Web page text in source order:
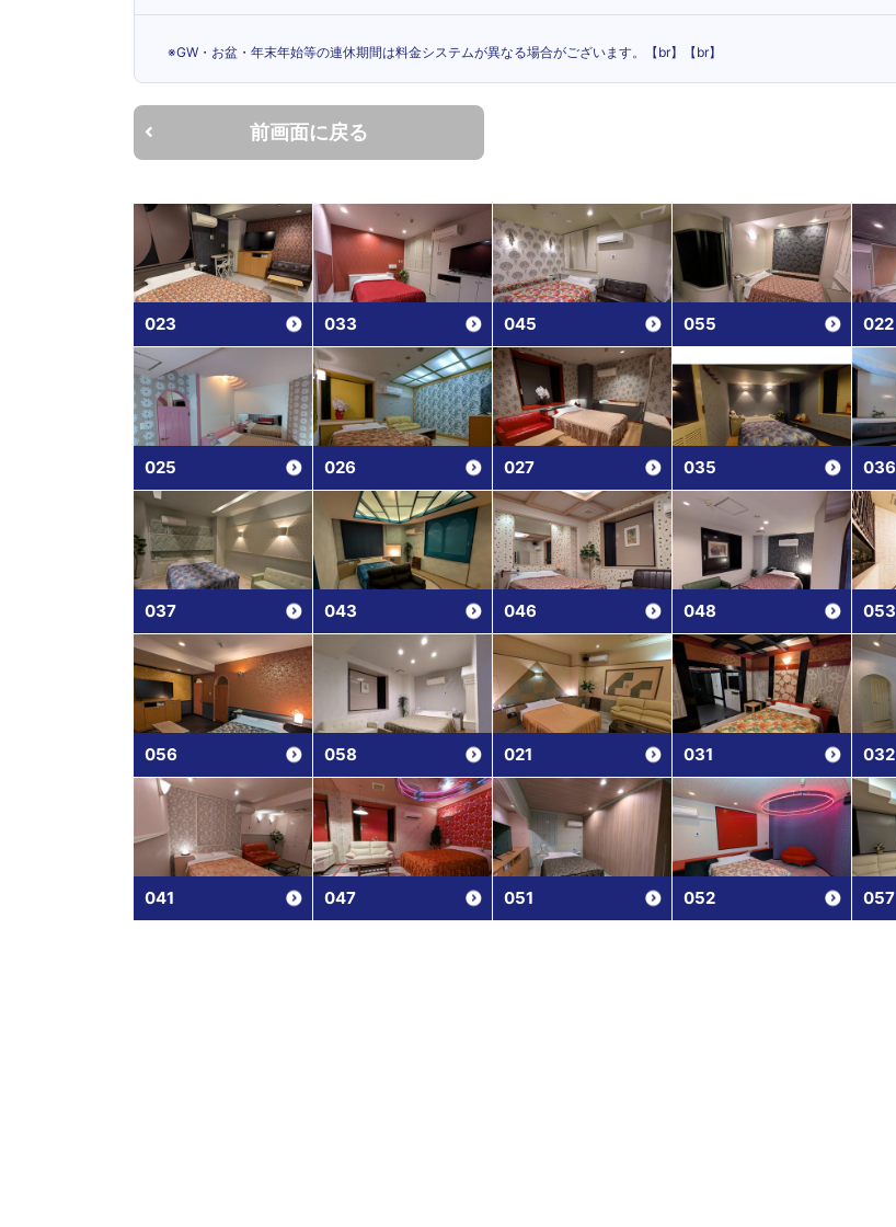
※GW・お盆・年末年始等の連休期間は料金システムが異なる場合がございます。【br】【br】
前画面に戻る
023 033 045 055 022
025 026 027 035 036
037 043 046 048 053
056 058 021 031 032
041 047 051 052 057